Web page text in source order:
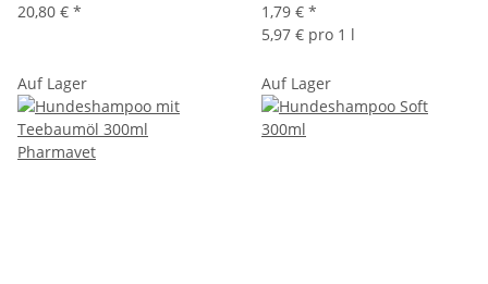
20,80 € *
1,79 € *
5,97 € pro 1 l
Auf Lager Auf Lager